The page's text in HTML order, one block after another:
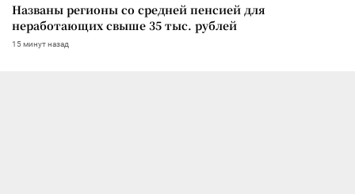
Названы регионы со средней пенсией для
неработающих свыше 35 тыс. рублей
15 минут назад